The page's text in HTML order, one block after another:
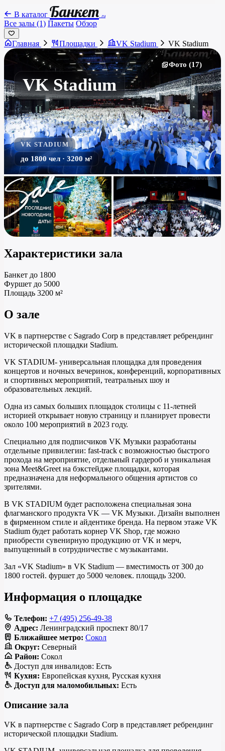
В каталог Банкет .ru
Все залы (1) Пакеты Обзор
Главная Площадки VK Stadium VK Stadium
VK Stadium
Фото (17)
VK STADIUM
до 1800 чел · 3200 м²
Характеристики зала
Банкет до 1800
Фуршет до 5000
Площадь 3200 м²
О зале
VK в партнерстве с Sagrado Corp в представляет ребрендинг
исторической площадки Stadium.
VK STADIUM- универсальная площадка для проведения
концертов и ночных вечеринок, конференций, корпоративных
и спортивных мероприятий, театральных шоу и
образовательных лекций.
Одна из самых больших площадок столицы с 11-летней
историей открывает новую страницу и планирует провести
около 100 мероприятий в 2023 году.
Специально для подписчиков VK Музыки разработаны
отдельные привилегии: fast-track c возможностью быстрого
прохода на мероприятие, отдельный гардероб и уникальная
зона Meet&Greet на бэкстейдже площадки, которая
предназначена для неформального общения артистов со
зрителями.
В VK STADIUM будет расположена специальная зона
флагманского продукта VK — VK Музыки. Дизайн выполнен
в фирменном стиле и айдентике бренда. На первом этаже VK
Stadium будет работать корнер VK Shop, где можно
приобрести сувенирную продукцию от VK и мерч,
выпущенный в сотрудничестве с музыкантами.
Зал «VK Stadium» в VK Stadium — вместимость от 300 до
1800 гостей. фуршет до 5000 человек. площадь 3200.
Информация о площадке
Телефон: +7 (495) 256-49-38
Адрес: Ленинградский проспект 80/17
Ближайшее метро: Сокол
Округ: Северный
Район: Сокол
Доступ для инвалидов: Есть
Кухня: Европейская кухня, Русская кухня
Доступ для маломобильных: Есть
Описание зала
VK в партнерстве с Sagrado Corp в представляет ребрендинг
исторической площадки Stadium.